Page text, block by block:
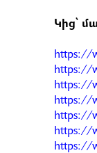
Կից՝
https://
https://
https://
https://
https://
https://
https://